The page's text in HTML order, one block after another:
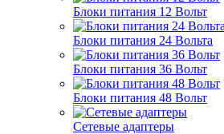
Блоки питания 12 Вольт
Блоки питания 24 Вольта
Блоки питания 36 Вольт
Блоки питания 48 Вольт
Сетевые адаптеры